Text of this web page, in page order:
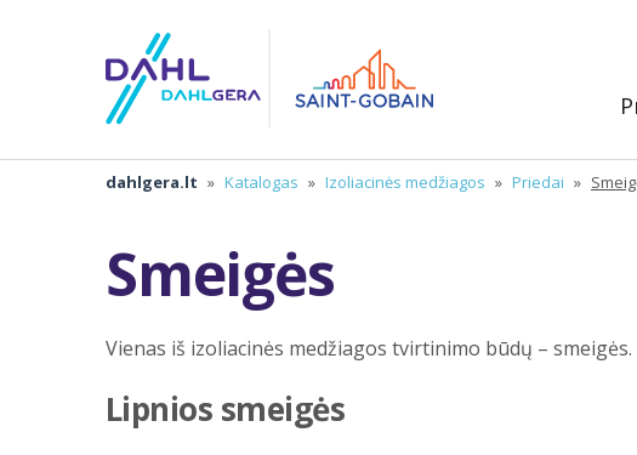
dahlgera.lt » Katalogas » Izoliacinės medžiagos » Priedai »
Smeigės
Vienas iš izoliacinės medžiagos tvirtinimo būdų –
Lipnios smeigės